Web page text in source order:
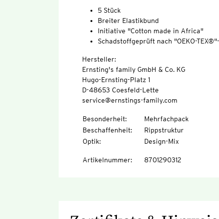
5 Stück
Breiter Elastikbund
Initiative "Cotton made in Africa"
Schadstoffgeprüft nach "OEKO-
Hersteller:
Ernsting's family GmbH & Co. KG
Hugo-Ernsting-Platz 1
D-48653 Coesfeld-Lette
service@ernstings-family.com
Besonderheit:
Mehrfachpack
Beschaffenheit:
Rippstruktur
Optik: Design-Mix
Artikelnummer: 8701290312